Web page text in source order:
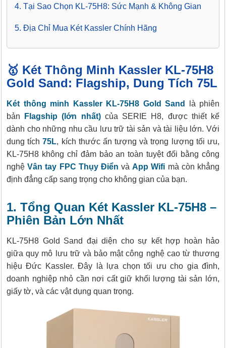
4. Tại Sao Chọn KL-75H8: Sức Mạnh & Không Gian
5. Địa Chỉ Mua Két Kassler Chính Hãng
🥇 Két Thông Minh Kassler KL-75H8
Gold Sand: Flagship, Dung Tích 75L
Két thông minh Kassler KL-75H8 Gold Sand
là phiên
bản
Flagship (lớn nhất)của SERIE H8, được thiết kế
dành cho những nhu cầu lưu trữ tài sản và tài liệu lớn. Với
dung tích75L, kích thước ấn tượng và trọng lượng tối ưu,
KL-75H8 không chỉ đảm bảo an toàn tuyệt đối bằng công
nghệVân tay FPC Thụy Điển vàApp Wifi mà còn khẳng
định đẳng cấp sang trọng cho không gian của bạn.
1. Tổng Quan Két Kassler KL-75H8 –
Phiên Bản Lớn Nhất
KL-75H8 Gold Sand đại diện cho sự kết hợp hoàn hảo
giữa quy mô lưu trữ và bảo mật công nghệ cao từ thương
hiệu Đức Kassler. Đây là lựa chọn tối ưu cho gia đình,
doanh nghiệp nhỏ cần nơi cất giữ khối lượng tài sản lớn,
giấy tờ, và các vật dụng quan trọng.